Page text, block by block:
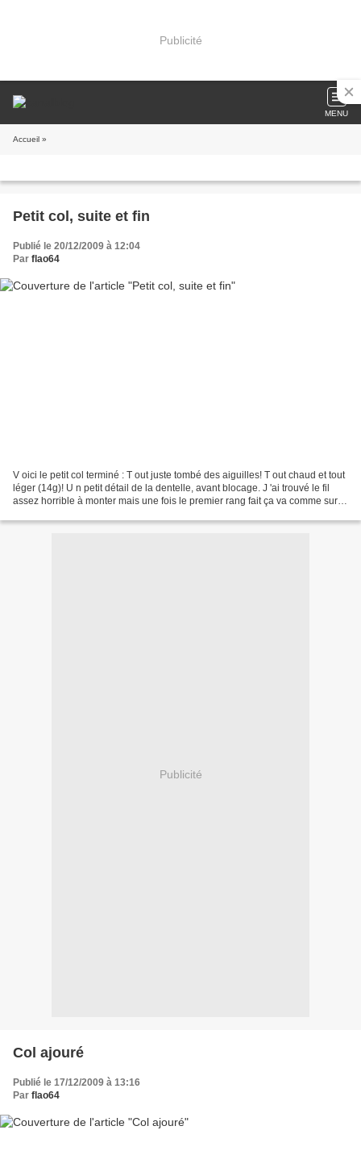
Publicité
MENU
Accueil »
Petit col, suite et fin
Publié le 20/12/2009 à 12:04
Par flao64
V oici le petit col terminé : T out juste tombé des aiguilles! T out chaud et tout
léger (14g)! U n petit détail de la dentelle, avant blocage. J 'ai trouvé le fil
assez horrible à monter mais une fois le premier rang fait ça va comme sur
Publicité
Col ajouré
Publié le 17/12/2009 à 13:16
Par flao64